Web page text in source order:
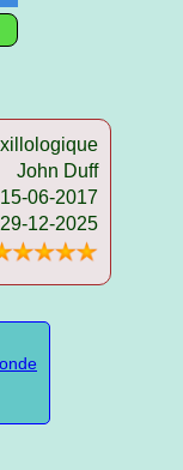
John Duff
15-06-2017
29-12-2025